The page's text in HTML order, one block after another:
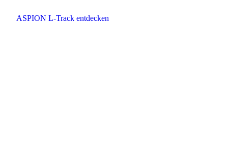
ASPION L-Track entdecken